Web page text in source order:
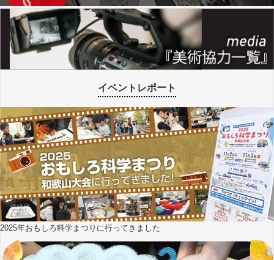
イベントレポート
2025年おもしろ科学まつりに行ってきました